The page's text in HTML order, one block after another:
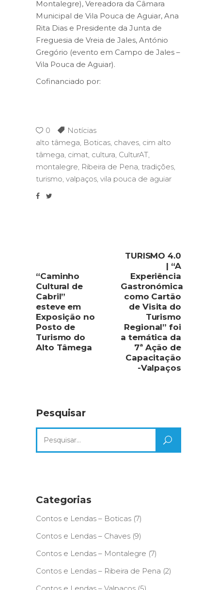
Montalegre), Vereadora da Câmara
Municipal de Vila Pouca de Aguiar, Ana
Rita Dias e Presidente da Junta de
Freguesia de Vreia de Jales, António
Gregório (evento em Campo de Jales –
Vila Pouca de Aguiar).
Cofinanciado por:
0
Notícias
alto tâmega, Boticas, chaves, cim alto
tâmega, cimat, cultura, CulturAT,
montalegre, Ribeira de Pena, tradições,
turismo, valpaços, vila pouca de aguiar
“Caminho
Cultural de
Cabril”
esteve em
Exposição no
Posto de
Turismo do
Alto Tâmega
TURISMO 4.0
| “A
Experiência
Gastronómica
como Cartão
de Visita do
Turismo
Regional” foi
a temática da
7ª Ação de
Capacitação
-Valpaços
Pesquisar
for:
Categorias
Contos e Lendas – Boticas (7)
Contos e Lendas – Chaves (9)
Contos e Lendas – Montalegre (7)
Contos e Lendas – Ribeira de Pena (2)